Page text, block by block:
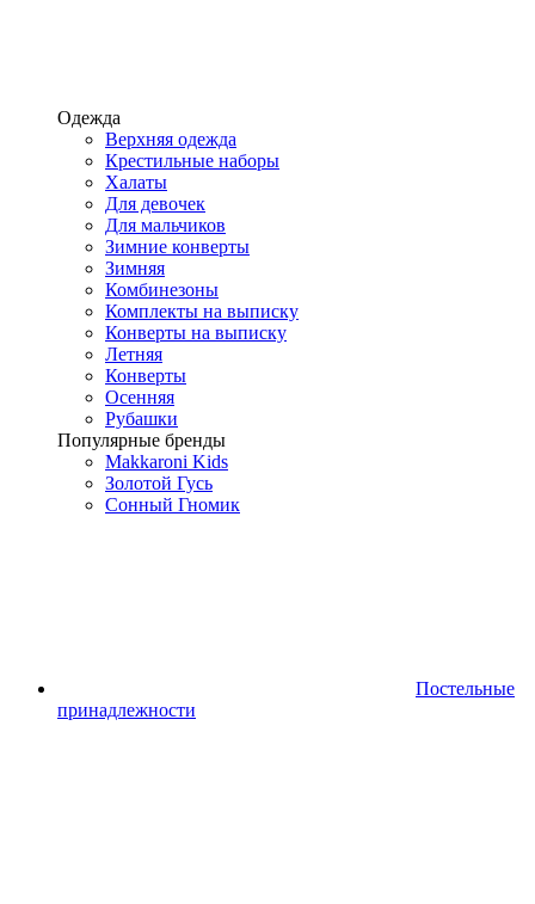
Одежда
Верхняя одежда
Крестильные наборы
Халаты
Для девочек
Для мальчиков
Зимние конверты
Зимняя
Комбинезоны
Комплекты на выписку
Конверты на выписку
Летняя
Конверты
Осенняя
Рубашки
Популярные бренды
Makkaroni Kids
Золотой Гусь
Сонный Гномик
Постельные
принадлежности